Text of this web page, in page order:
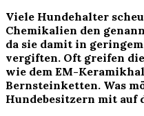
Viele Hundehalter
Chemikalien den
da sie damit in
vergiften. Oft greifen
wie dem EM-
Bernsteinketten. Was
Hundebesitzern mit auf